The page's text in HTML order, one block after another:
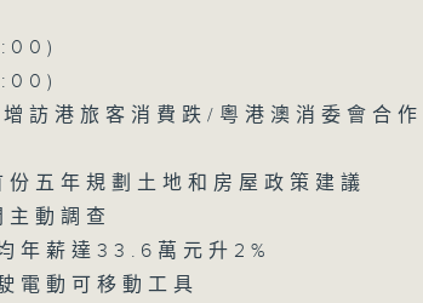
訪港旅客消費跌/粵港澳消委會合作
五年規劃土地和房屋政策建議
動調查
年薪達33.6萬元升2%
電動可移動工具